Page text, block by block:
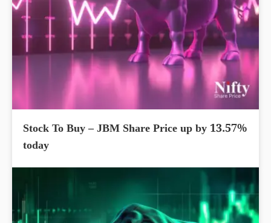
Stock To Buy – JBM Share Price up by 13.57%
today